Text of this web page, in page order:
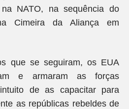
NATO, na sequência do
Cimeira da Aliança em
que se seguiram, os EUA
e armaram as forças
de as capacitar para
as repúblicas rebeldes de